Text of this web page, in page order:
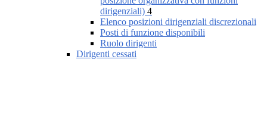
dirigenziali) 4
Elenco posizioni dirigenziali discrezionali
Posti di funzione disponibili
Ruolo dirigenti
Dirigenti cessati